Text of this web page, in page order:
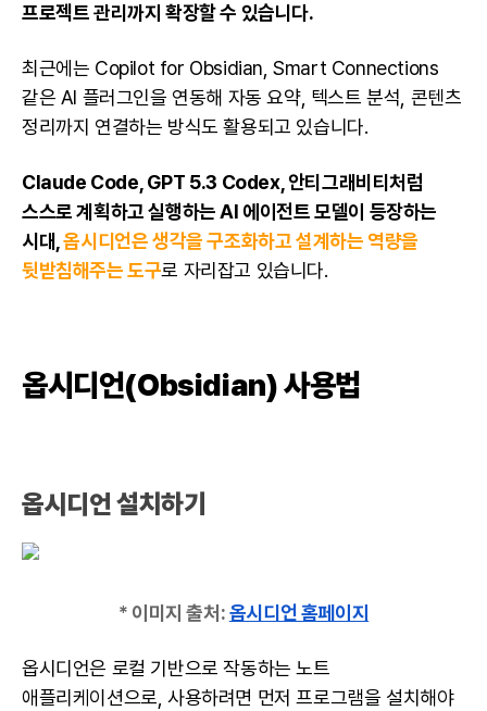
프로젝트 관리까지 확장할 수 있습니다.
최근에는 Copilot for Obsidian, Smart Connections
같은 AI 플러그인을 연동해 자동 요약, 텍스트 분석, 콘텐츠
정리까지 연결하는 방식도 활용되고 있습니다.
Claude Code, GPT 5.3 Codex, 안티그래비티처럼
스스로 계획하고 실행하는 AI 에이전트 모델이 등장하는
시대,옵시디언은 생각을 구조화하고 설계하는 역량을
뒷받침해주는 도구로 자리잡고 있습니다.
옵시디언(Obsidian) 사용법
옵시디언 설치하기
* 이미지 출처:옵시디언 홈페이지
옵시디언은 로컬 기반으로 작동하는 노트
애플리케이션으로, 사용하려면 먼저 프로그램을 설치해야